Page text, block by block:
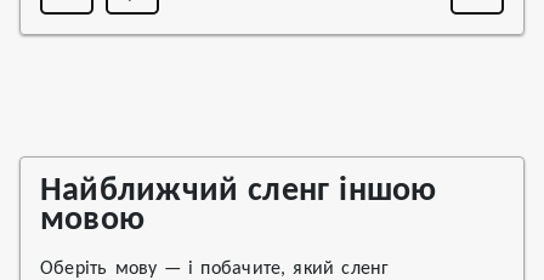
Найближчий сленг іншою
мовою
Оберіть мову — і побачите, який сленг